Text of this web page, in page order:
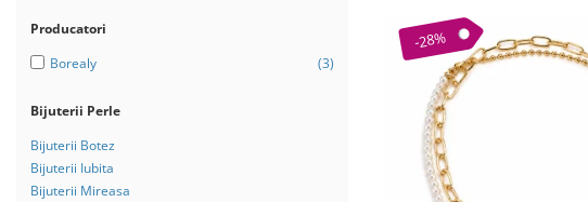
Tiare
Destinatari
Bijuterii Copii
Bijuterii Mirese
Selectii
Producatori
Borealy
(3)
Bijuterii Perle
Bijuterii Botez
Bijuterii Iubita
Bijuterii Mireasa
-28%